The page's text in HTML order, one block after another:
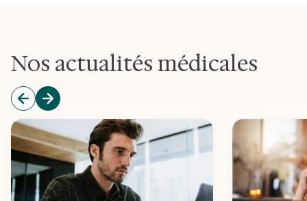
Nos actualités médicales